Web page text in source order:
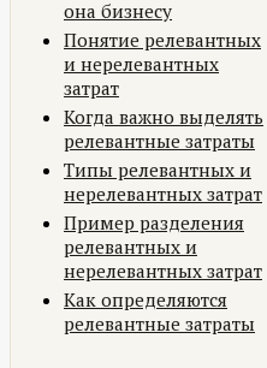
она бизнесу
Понятие релевантных
и нерелевантных
затрат
Когда важно выделять
релевантные затраты
Типы релевантных и
нерелевантных затрат
Пример разделения
релевантных и
нерелевантных затрат
Как определяются
релевантные затраты